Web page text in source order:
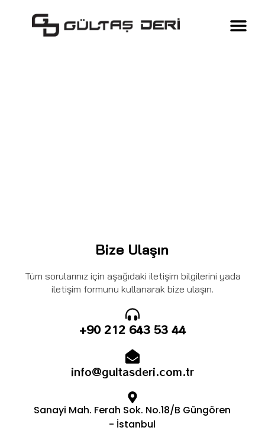
Bize Ulaşın
Tüm sorularınız için aşağıdaki iletişim bilgilerini yada
iletişim formunu kullanarak bize ulaşın.
+90 212 643 53 44
info@gultasderi.com.tr
Sanayi Mah. Ferah Sok. No.18/B Güngören
- İstanbul